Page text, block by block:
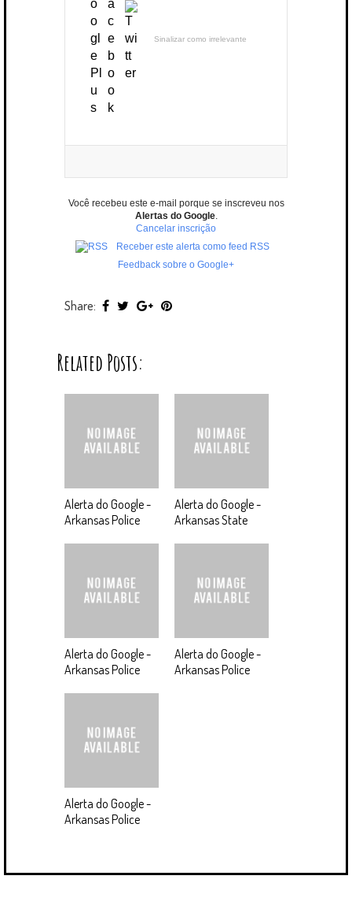
Sinalizar como irrelevante
Você recebeu este e-mail porque se inscreveu nos
Alertas do Google.
Cancelar inscrição
Receber este alerta como feed RSS
Feedback sobre o Google+
Share:
Related Posts:
Alerta do Google -
Arkansas Police
Alerta do Google -
Arkansas State
Alerta do Google -
Arkansas Police
Alerta do Google -
Arkansas Police
Alerta do Google -
Arkansas Police